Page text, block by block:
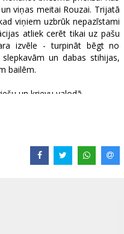
viņas meitai Rouzai. Trijatā
viņiem uzbrūk nepazīstami
atliek cerēt tikai uz pašu
izvēle - turpināt bēgt no
un dabas stihijas,
bailēm.
un krievu valodā.
Burrows
Ray Liotta